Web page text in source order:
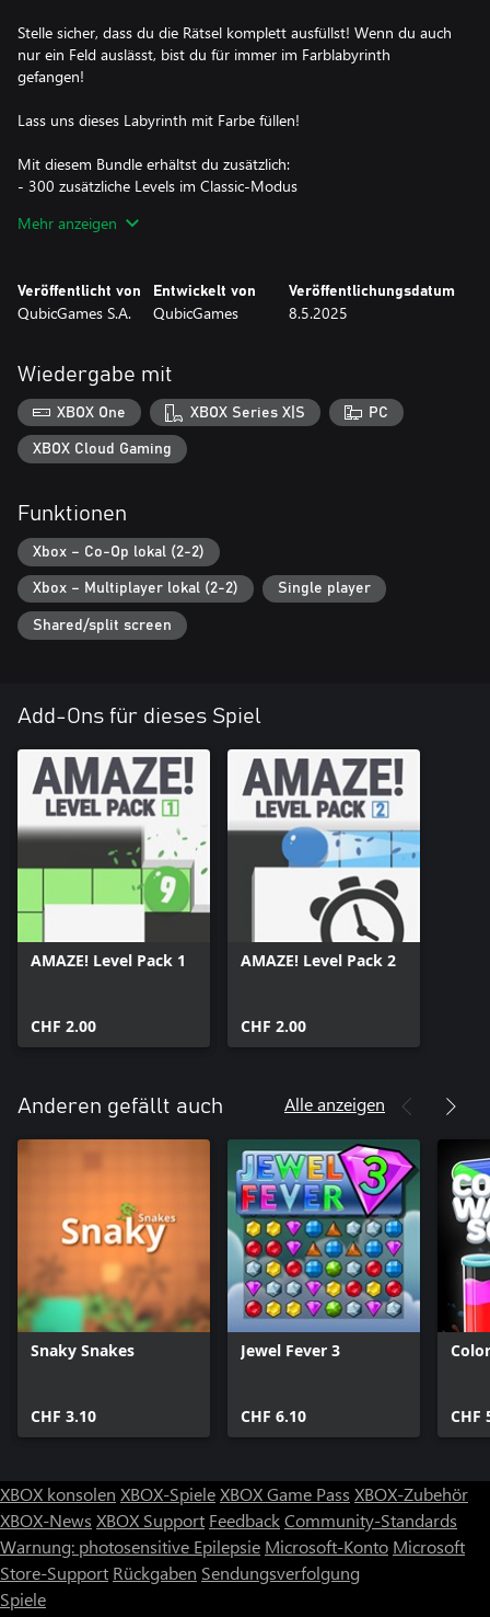
Stelle sicher, dass du die Rätsel komplett ausfüllst! Wenn du auch
nur ein Feld auslässt, bist du für immer im Farblabyrinth
gefangen!
Lass uns dieses Labyrinth mit Farbe füllen!
Mit diesem Bundle erhältst du zusätzlich:
- 300 zusätzliche Levels im Classic-Modus
- 50 zusätzliche Levels im anspruchsvolleren Time Rush-Modus
- Entspannender Klassikmodus
- Spannender Time Rush-Modus
- Hunderte von Levels zum Ausmalen und viele bunte Bälle zum
Mehr anzeigen
Veröffentlicht von
QubicGames S.A.
Entwickelt von
QubicGames
Veröffentlichungsdatum
8.5.2025
Wiedergabe mit
XBOX One XBOX Series X|S PC
XBOX Cloud Gaming
Funktionen
Xbox – Co-Op lokal (2-2)
Xbox – Multiplayer lokal (2-2) Single player
Shared/split screen
Add-Ons für dieses Spiel
AMAZE! Level Pack 1
CHF 2.00
AMAZE! Level Pack 2
CHF 2.00
Anderen gefällt auch Alle anzeigen
Snaky Snakes
CHF 3.10
Jewel Fever 3
CHF 6.10 CHF
XBOX konsolen XBOX-SpieleXBOX Game Pass XBOX-Zubehör
XBOX-News XBOX Support FeedbackCommunity-Standards
Warnung: photosensitive Epilepsie Microsoft-Konto Microsoft
Store-Support Rückgaben Sendungsverfolgung
Spiele